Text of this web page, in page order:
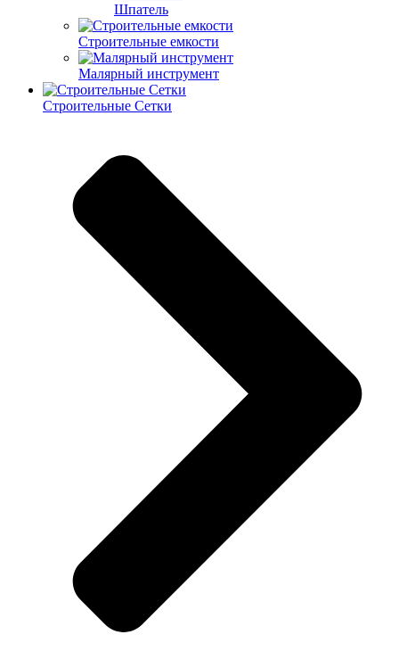
Шпатель
Строительные емкости
Малярный инструмент
Строительные Сетки